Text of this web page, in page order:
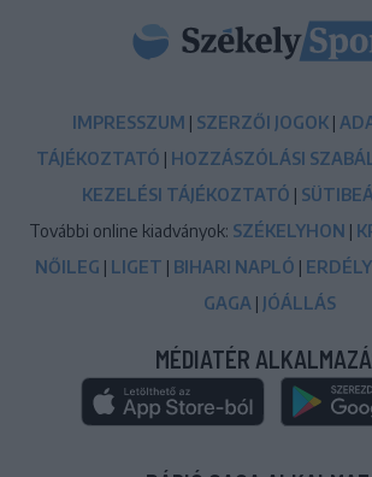
IMPRESSZUM | SZERZŐI JOGOK |
TÁJÉKOZTATÓ | HOZZÁSZÓLÁSI
KEZELÉSI TÁJÉKOZTATÓ |
További online kiadványok: SZÉKELYHON |
NŐILEG | LIGET | BIHARI NAPLÓ |
GAGA | JÓÁLLÁS
MÉDIATÉR